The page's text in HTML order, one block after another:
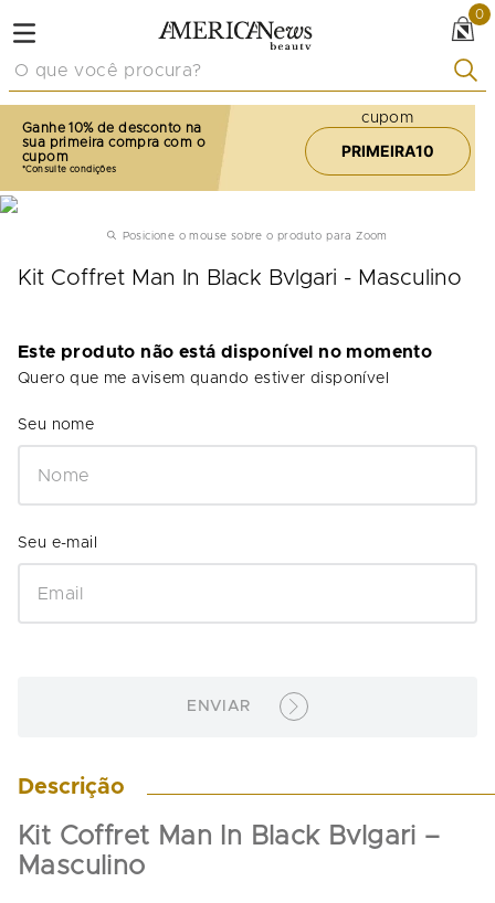
0
Ganhe 10% de desconto na
sua primeira compra com o
cupom
cupom
PRIMEIRA10
Posicione o mouse sobre o produto para Zoom
Kit Coffret Man In Black Bvlgari - Masculino
Este produto não está disponível no momento
Quero que me avisem quando estiver disponível
ENVIAR
Descrição
Kit Coffret Man In Black Bvlgari –
Masculino